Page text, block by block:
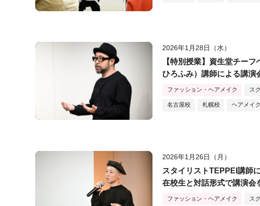
2026年1月28日（水）
【特別授業】資生堂チー
ひろふみ）講師による講演
ファッション・ヘアメイク ス
名古屋校 札幌校 ヘアメイ
2026年1月26日（月）
スタイリストTEPPEI講師
在校生と対話形式で講演会
ファッション・ヘアメイク ス